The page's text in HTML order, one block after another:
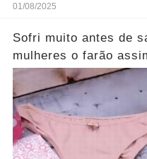
01/08/2025
Sofri muito antes de
mulheres o farão